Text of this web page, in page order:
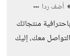
أضف ردا
منتجاتك
معك، إليك